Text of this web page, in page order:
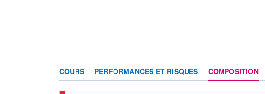
COURS PERFORMANCES ET RISQUES COMPOSITION